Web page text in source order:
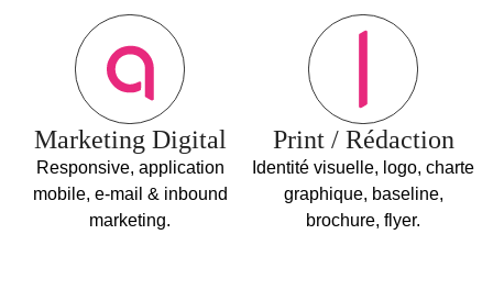
Marketing Digital
Responsive, application
mobile, e-mail & inbound
marketing.
Print / Rédaction
Identité visuelle, logo, charte
graphique, baseline,
brochure, flyer.